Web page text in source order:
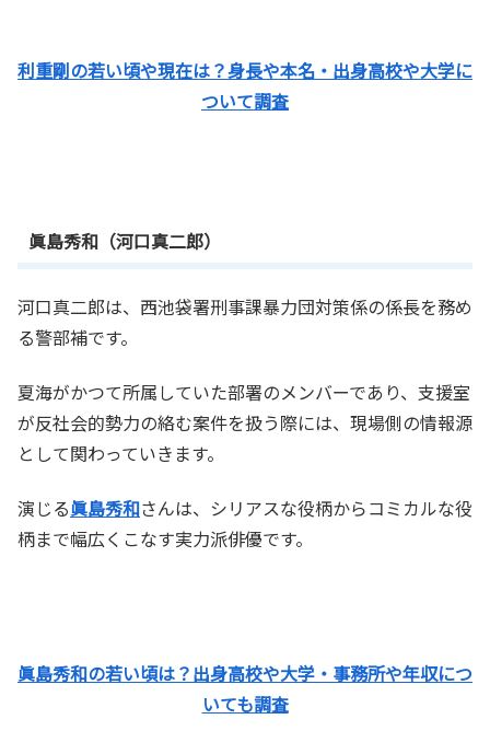
利重剛の若い頃や現在は？身長や本名・出身高校や大学に
ついて調査
眞島秀和（河口真二郎）
河口真二郎は、西池袋署刑事課暴力団対策係の係長を務め
る警部補です。
夏海がかつて所属していた部署のメンバーであり、支援室
が反社会的勢力の絡む案件を扱う際には、現場側の情報源
として関わっていきます。
演じる眞島秀和さんは、シリアスな役柄からコミカルな役
柄まで幅広くこなす実力派俳優です。
眞島秀和の若い頃は？出身高校や大学・事務所や年収につ
いても調査